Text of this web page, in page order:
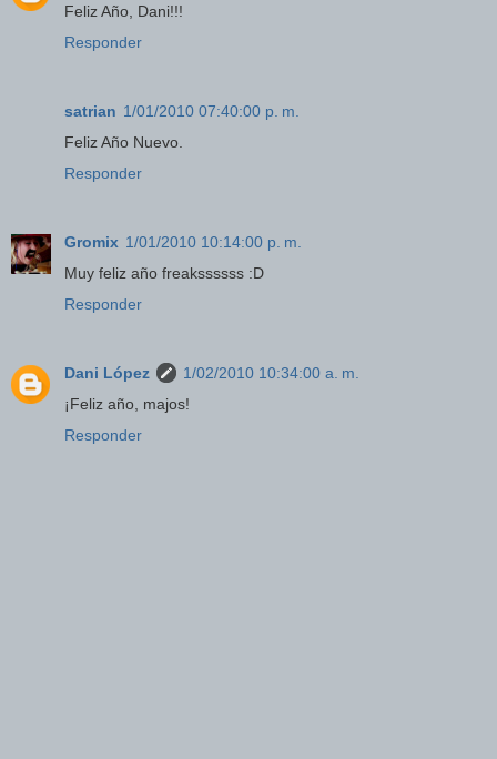
Feliz Año, Dani!!!
Responder
satrian 1/01/2010 07:40:00 p. m.
Feliz Año Nuevo.
Responder
Gromix 1/01/2010 10:14:00 p. m.
Muy feliz año freakssssss :D
Responder
Dani López
1/02/2010 10:34:00 a. m.
¡Feliz año, majos!
Responder